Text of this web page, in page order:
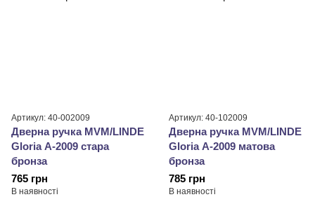
Артикул: 40-002009
Дверна ручка MVM/LINDE
Gloria А-2009 стара
бронза
765 грн
В наявності
Артикул: 40-102009
Дверна ручка MVM/LINDE
Gloria А-2009 матова
бронза
785 грн
В наявності